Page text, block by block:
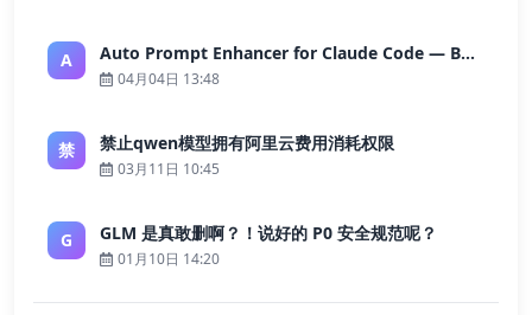
A Auto Prompt Enhancer for Claude Code — Building a Highly Reliable AI Programming Workflow
04月04日 13:48
禁 禁止qwen模型拥有阿里云费用消耗权限
03月11日 10:45
G GLM 是真敢删啊？！说好的 P0 安全规范呢？
01月10日 14:20